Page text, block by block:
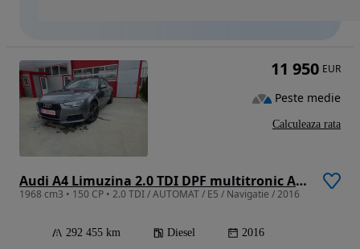
Audi A4 Limuzina 2.0 TDI DPF multitronic Attraction
1968 cm3 • 150 CP • 2.0 TDI / AUTOMAT / E5 / Navigatie / 2016
292 455 km Diesel 2016
11 950 EUR
Peste medie
Calculeaza rata